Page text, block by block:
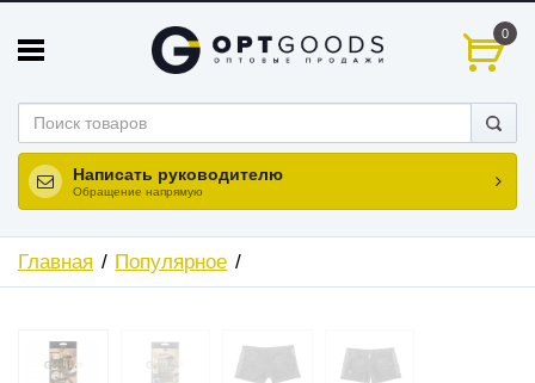
0
Написать руководителю
Обращение напрямую
Главная Популярное